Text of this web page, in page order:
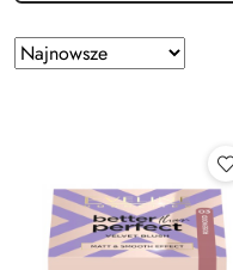
Zastosowano
sortowanie:
Sortuj
według